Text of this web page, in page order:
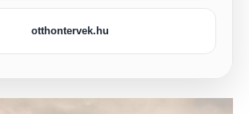
otthontervek.hu